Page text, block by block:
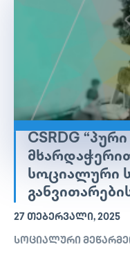
CSRDG
ᲡᲝᲪᲘᲐᲚᲣᲠᲘ
27 ᲗᲔᲑᲔᲠᲕᲐᲚᲘ, 2025
სოციალური